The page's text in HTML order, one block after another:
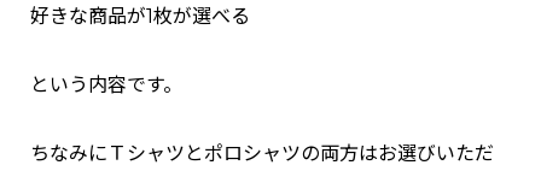
好きな商品が1枚が選べる
という内容です。
ちなみにＴシャツとポロシャツの両方はお選びいただ